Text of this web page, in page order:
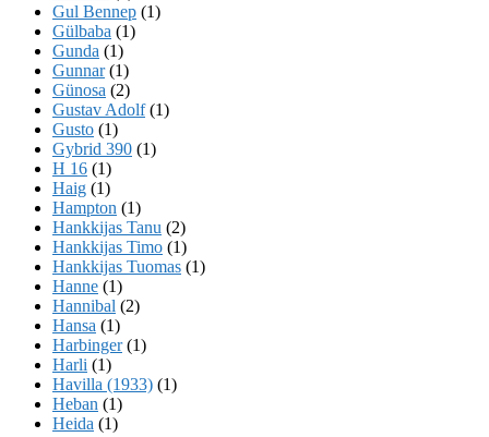
Gul Bennep (1)
Gülbaba (1)
Gunda (1)
Gunnar(1)
Günosa (2)
Gustav Adolf(1)
Gusto (1)
Gybrid 390 (1)
H 16 (1)
Haig (1)
Hampton (1)
Hankkijas Tanu (2)
Hankkijas Timo (1)
Hankkijas Tuomas (1)
Hanne (1)
Hannibal (2)
Hansa (1)
Harbinger(1)
Harli (1)
Havilla (1933) (1)
Heban (1)
Heida (1)